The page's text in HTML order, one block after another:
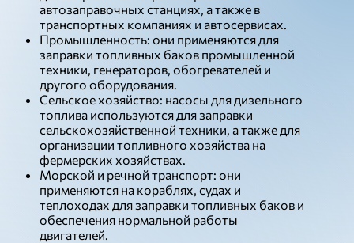
автозаправочных станциях, а также в
транспортных компаниях и автосервисах.
Промышленность: они применяются для
заправки топливных баков промышленной
техники, генераторов, обогревателей и
другого оборудования.
Сельское хозяйство: насосы для дизельного
топлива используются для заправки
сельскохозяйственной техники, а также для
организации топливного хозяйства на
фермерских хозяйствах.
Морской и речной транспорт: они
применяются на кораблях, судах и
теплоходах для заправки топливных баков и
обеспечения нормальной работы
двигателей.